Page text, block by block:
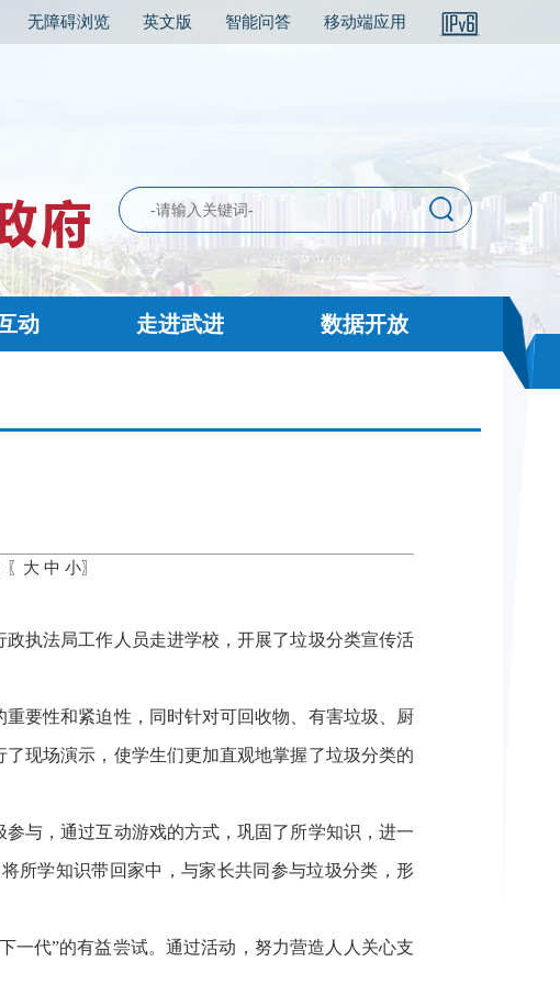
无障碍浏览 英文版 智能问答 移动端应用
动 走进武进 数据开放
大 中 小〗
执法局工作人员走进学校，开展了垃圾分类宣传活
要性和紧迫性，同时针对可回收物、有害垃圾、厨
现场演示，使学生们更加直观地掌握了垃圾分类的
与，通过互动游戏的方式，巩固了所学知识，进一
所学知识带回家中，与家长共同参与垃圾分类，形
一代”的有益尝试。通过活动，努力营造人人关心支